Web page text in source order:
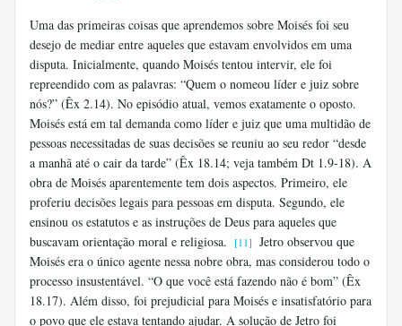
Uma das primeiras coisas que aprendemos sobre Moisés foi seu
desejo de mediar entre aqueles que estavam envolvidos em uma
disputa. Inicialmente, quando Moisés tentou intervir, ele foi
repreendido com as palavras: “Quem o nomeou líder e juiz sobre
nós?” (Êx 2.14). No episódio atual, vemos exatamente o oposto.
Moisés está em tal demanda como líder e juiz que uma multidão de
pessoas necessitadas de suas decisões se reuniu ao seu redor “desde
a manhã até o cair da tarde” (Êx 18.14; veja também Dt 1.9-18). A
obra de Moisés aparentemente tem dois aspectos. Primeiro, ele
proferiu decisões legais para pessoas em disputa. Segundo, ele
ensinou os estatutos e as instruções de Deus para aqueles que
buscavam orientação moral e religiosa.
[11] Jetro observou que
Moisés era o único agente nessa nobre obra, mas considerou todo o
processo insustentável. “O que você está fazendo não é bom” (Êx
18.17). Além disso, foi prejudicial para Moisés e insatisfatório para
o povo que ele estava tentando ajudar. A solução de Jetro foi